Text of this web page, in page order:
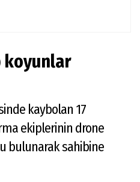
koyunlar
kaybolan 17
ekiplerinin drone
bulunarak sahibine